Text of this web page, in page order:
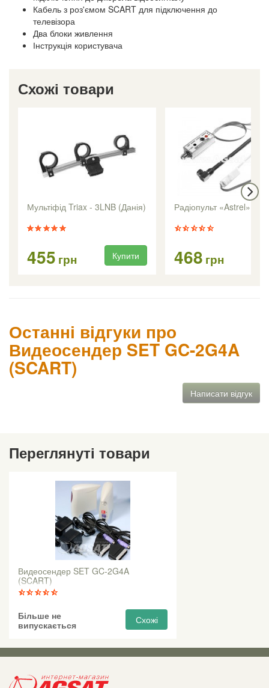
Кабель з роз'ємом SCART для підключення до
телевізора
Два блоки живлення
Інструкція користувача
Схожі товари
Мультіфід Triax - 3LNB (Данія)
455 грн Купити
Радіопульт «Astrel»
468 грн
Останні відгуки про
Видеосендер SET GC-2G4A
(SCART)
Написати відгук
Переглянуті товари
Видеосендер SET GC-2G4A
(SCART)
Більше не
випускається
Схожі